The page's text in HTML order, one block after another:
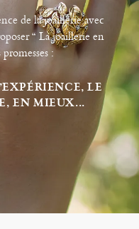
de la joaillerie avec
“ La joaillerie en
:
LE
EN MIEUX...